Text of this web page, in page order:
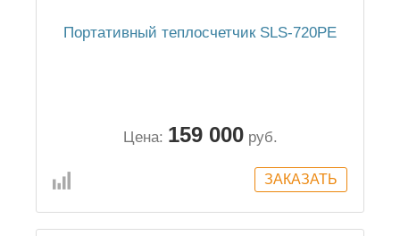
Портативный теплосчетчик SLS-720PE
Цена: 159 000 руб.